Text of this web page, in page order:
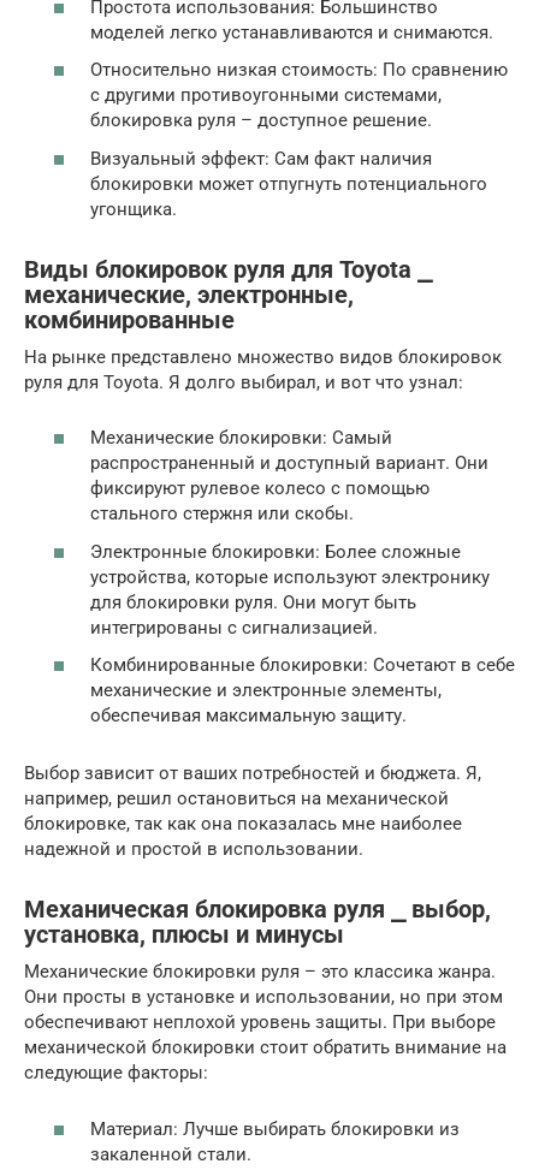
Простота использования: Большинство
моделей легко устанавливаются и снимаются.
Относительно низкая стоимость: По сравнению
с другими противоугонными системами,
блокировка руля – доступное решение.
Визуальный эффект: Сам факт наличия
блокировки может отпугнуть потенциального
угонщика.
Виды блокировок руля для Toyota ⎯
механические, электронные,
комбинированные
На рынке представлено множество видов блокировок
руля для Toyota. Я долго выбирал, и вот что узнал:
Механические блокировки: Самый
распространенный и доступный вариант. Они
фиксируют рулевое колесо с помощью
стального стержня или скобы.
Электронные блокировки: Более сложные
устройства, которые используют электронику
для блокировки руля. Они могут быть
интегрированы с сигнализацией.
Комбинированные блокировки: Сочетают в себе
механические и электронные элементы,
обеспечивая максимальную защиту.
Выбор зависит от ваших потребностей и бюджета. Я,
например, решил остановиться на механической
блокировке, так как она показалась мне наиболее
надежной и простой в использовании.
Механическая блокировка руля ⎯ выбор,
установка, плюсы и минусы
Механические блокировки руля – это классика жанра.
Они просты в установке и использовании, но при этом
обеспечивают неплохой уровень защиты. При выборе
механической блокировки стоит обратить внимание на
следующие факторы:
Материал: Лучше выбирать блокировки из
закаленной стали.